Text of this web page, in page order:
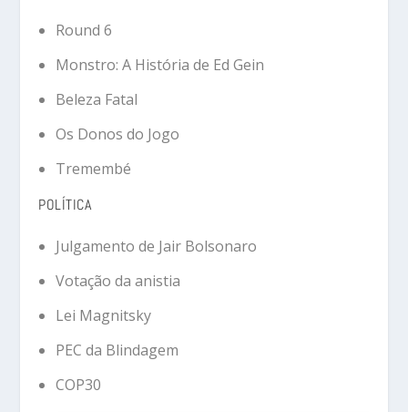
Round 6
Monstro: A História de Ed Gein
Beleza Fatal
Os Donos do Jogo
Tremembé
POLÍTICA
Julgamento de Jair Bolsonaro
Votação da anistia
Lei Magnitsky
PEC da Blindagem
COP30